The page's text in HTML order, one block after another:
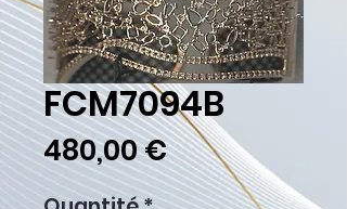
FCM7094B
480,00 €Prix